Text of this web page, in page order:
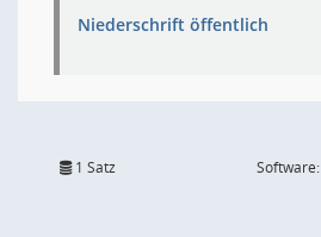
Niederschrift öffentlich
1 Satz Software: